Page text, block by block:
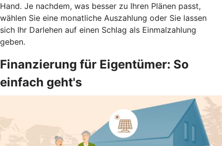
Hand. Je nachdem, was besser zu Ihren Plänen passt,
wählen Sie eine monatliche Auszahlung oder Sie lassen
sich Ihr Darlehen auf einen Schlag als Einmalzahlung
geben.
Finanzierung für Eigentümer: So
einfach geht's